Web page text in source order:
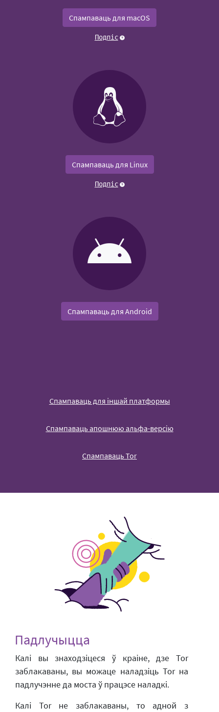
Спампаваць для macOS
Подпіс
Спампаваць для Linux
Подпіс
Спампаваць для Android
Спампаваць для іншай платформы
Спампаваць апошнюю альфа-версію
Спампаваць Tor
Падлучыцца
Калі вы знаходзіцеся ў краіне, дзе Tor
заблакаваны, вы можаце наладзіць Tor на
падлучэнне да моста ў працэсе наладкі.
Калі Tor не заблакаваны, то адной з